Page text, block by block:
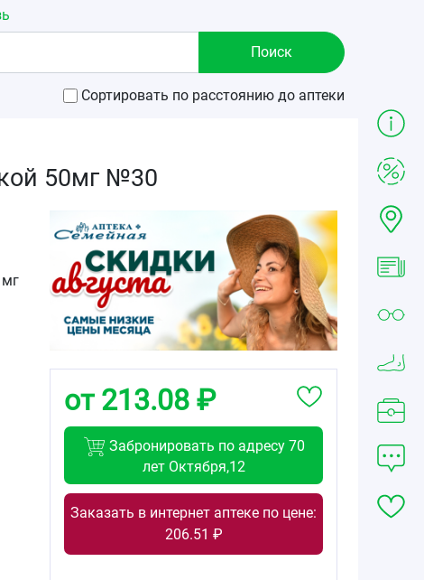
Сортировать по расстоянию до аптеки
50мг №30
от 213.08 ₽
Забронировать по адресу 70
лет Октября,12
Заказать в интернет аптеке по цене:
206.51 ₽